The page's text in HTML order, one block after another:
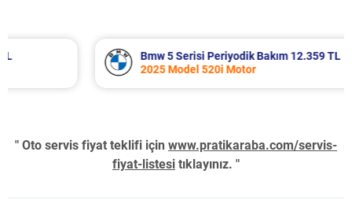
Bmw 5 Serisi Periyodik Bakım 12.359 TL
2025 Model 520i Motor
" Oto servis fiyat teklifi için www.pratikaraba.com/servis-
fiyat-listesi tıklayınız. "